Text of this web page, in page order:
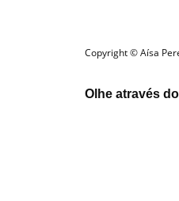
Copyright © Aísa
Olhe através